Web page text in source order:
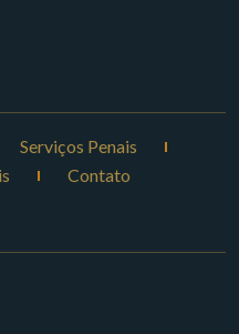
Serviços Penais
Contato